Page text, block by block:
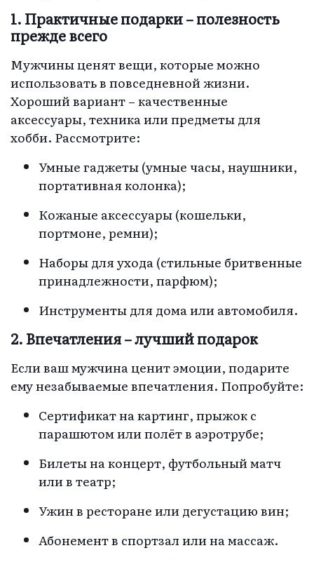
1. Практичные подарки – полезность
прежде всего
Мужчины ценят вещи, которые можно
использовать в повседневной жизни.
Хороший вариант – качественные
аксессуары, техника или предметы для
хобби. Рассмотрите:
Умные гаджеты (умные часы, наушники,
портативная колонка);
Кожаные аксессуары (кошельки,
портмоне, ремни);
Наборы для ухода (стильные бритвенные
принадлежности, парфюм);
Инструменты для дома или автомобиля.
2. Впечатления – лучший подарок
Если ваш мужчина ценит эмоции, подарите
ему незабываемые впечатления. Попробуйте:
Сертификат на картинг, прыжок с
парашютом или полёт в аэротрубе;
Билеты на концерт, футбольный матч
или в театр;
Ужин в ресторане или дегустацию вин;
Абонемент в спортзал или на массаж.